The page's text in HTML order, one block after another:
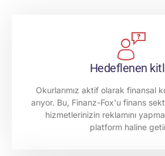
Hedeflenen
Okurlarımız aktif olarak finansal
arıyor. Bu, Finanz-Fox'u finans
hizmetlerinizin reklamını
platform haline